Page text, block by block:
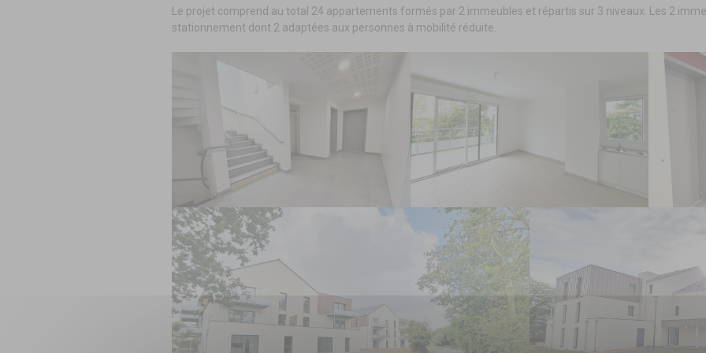
Le projet comprend au total 24 appartements formés par 2 immeubles et répartis sur 3 niveaux. Les 2
stationnement dont 2 adaptées aux personnes à mobilité réduite.